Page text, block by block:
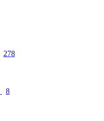
278
8